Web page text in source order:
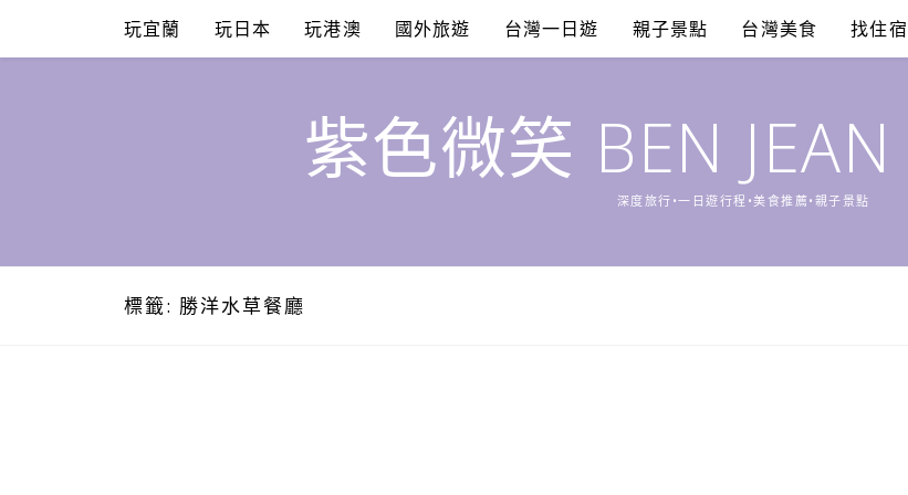
content
玩宜蘭 玩日本 玩港澳 國外旅遊 台灣一日遊 親子景點 台灣美食 找住宿
紫色微笑 BEN
深度旅行•一日遊行程•美食推薦•親子景點
標籤: 勝洋水草餐廳